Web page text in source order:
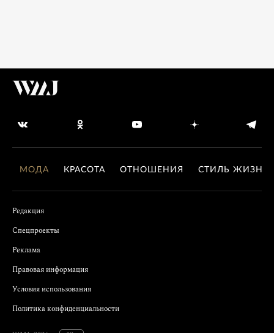
МОДА КРАСОТА ОТНОШЕНИЯ СТИЛЬ ЖИЗНИ
Редакция
Спецпроекты
Реклама
Правовая информация
Условия использования
Политика конфиденциальности